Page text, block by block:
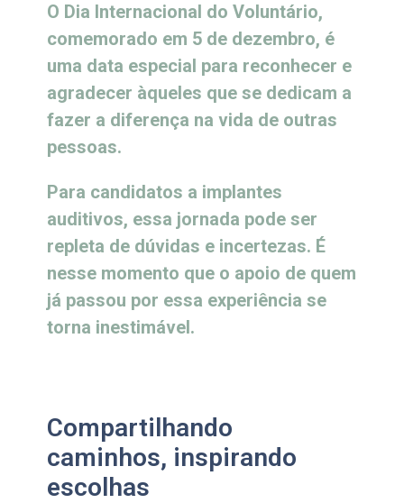
O Dia Internacional do Voluntário,
comemorado em 5 de dezembro, é
uma data especial para reconhecer e
agradecer àqueles que se dedicam a
fazer a diferença na vida de outras
pessoas.
Para candidatos a implantes
auditivos, essa jornada pode ser
repleta de dúvidas e incertezas. É
nesse momento que o apoio de quem
já passou por essa experiência se
torna inestimável.
Compartilhando
caminhos, inspirando
escolhas